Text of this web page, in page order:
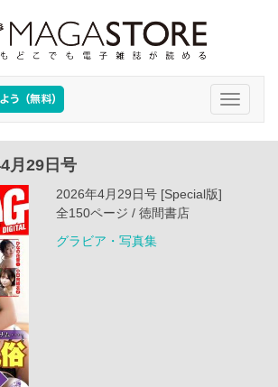
Toggle
月29日号
2026年4月29日号 [Special版]
全150ページ / 徳間書店
グラビア・写真集